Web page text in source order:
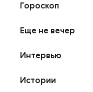
Гороскоп
Еще не вечер
Интервью
Истории